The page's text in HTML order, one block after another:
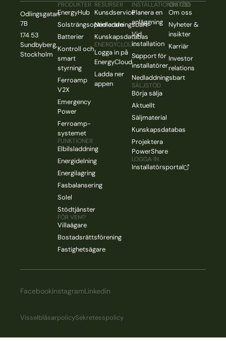
Odlingsgatan
7B
174 53
Sundbyberg,
Stockholm
PRODUKTER
EnergyHub
Solsträngsoptimerare
Batterier
Kontroll och
smart
styrning
Ferroamp
V2X
Emergency
Power
Ferroamp-
systemet
FUNKTIONER
Elbilsladdning
Energidelning
Energilagring
Fasbalansering
Solel
Stödtjänster
FÖR VEM?
Villaägare
Bostadsrättsförening
Fastighetsägare
RESURSER
Kunsdservice
Nedladdningsbart
Kunskapsdatabas
ENERGYCLOUD
Logga in på
EnergyCloud
Ladda ner
appen
INSTALLATIONSSTÖD
Planera en
anläggning
Vid
installation
Support för
installatörer
Nedladdningsbart
SÄLJSTÖD
Börja sälja
Aktuellt
Säljmaterial
Kunskapsdatabas
Projektera
PowerShare
LOGGA IN
Installatörsportal
OM OSS
Om oss
Nyheter &
insikter
Karriär
Investor
relations
FacebookInstagramLinkedin
VisselblåsarpolicySekretesspolicy